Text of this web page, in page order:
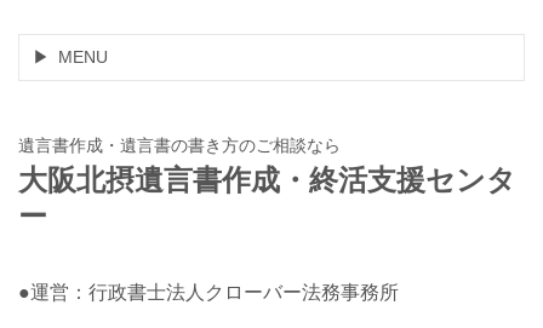
MENU
遺言書作成・遺言書の書き方のご相談なら
大阪北摂遺言書作成・終活支援センタ
ー
●運営：行政書士法人クローバー法務事務所